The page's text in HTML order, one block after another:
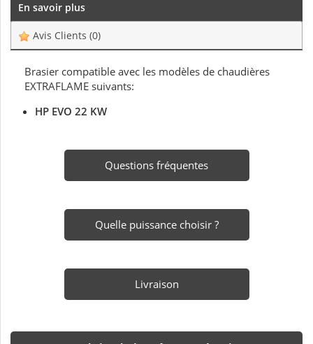
En savoir plus
Avis Clients (0)
Brasier compatible avec les modèles de chaudières
EXTRAFLAME suivants:
HP EVO 22 KW
Questions fréquentes
Quelle puissance choisir ?
Livraison